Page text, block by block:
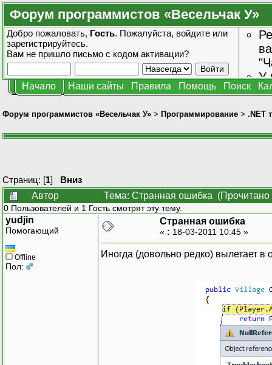
Форум программистов «Весельчак У»
Добро пожаловать, Гость. Пожалуйста, войдите или
зарегистрируйтесь.
Вам не пришло письмо с кодом активации?
У
Начало Наши сайты Правила Помощь Поиск
Форум программистов «Весельчак У» > Программирование > .NET
Страниц: [1] Вниз
Автор
Тема: Странная ошибка (Прочитано
0 Пользователей и 1 Гость смотрят эту тему.
yudjin
Помогающий
Offline
Пол:
Странная ошибка
« : 18-03-2011 10:45 »
Иногда (довольно редко) вылетает